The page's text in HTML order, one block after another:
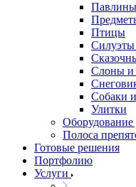
Павлины
Птицы
Слоны и
Собаки
Улитки
Оборудование
Полоса
Готовые решения
Портфолию
Услуги